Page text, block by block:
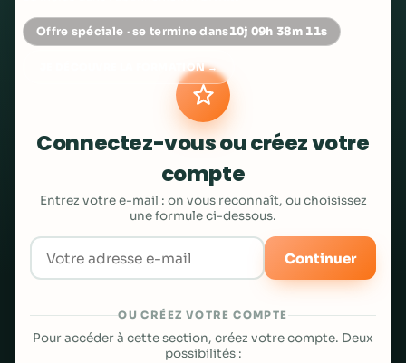
JE DÉCOUVRE LA FORMATION →
Offre spéciale · se termine dans10j 09h 38m 11s
Connectez-vous ou créez votre
compte
Entrez votre e-mail : on vous reconnaît, ou choisissez
une formule ci-dessous.
Continuer
OU CRÉEZ VOTRE COMPTE
Pour accéder à cette section, créez votre compte. Deux
possibilités :